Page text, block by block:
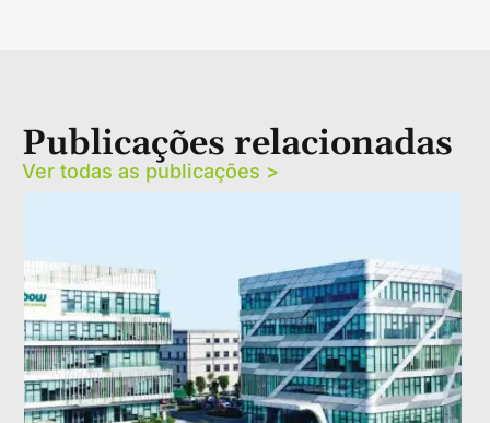
Publicações relacionadas
Ver todas as publicações >